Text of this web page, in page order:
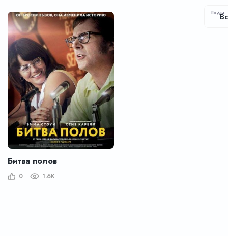
Битва полов
0 1.6K
Годы